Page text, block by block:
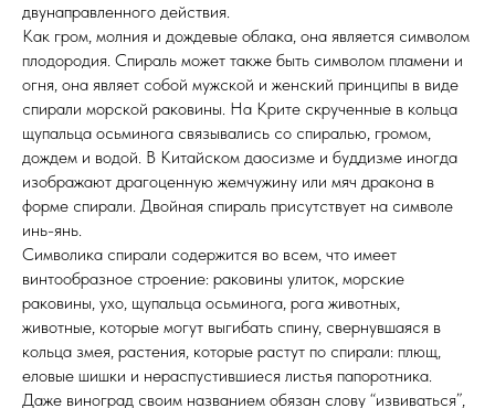
двунаправленного действия.
Как гром, молния и дождевые облака, она является символом
плодородия. Спираль может также быть символом пламени и
огня, она являет собой мужской и женский принципы в виде
спирали морской раковины. На Крите скрученные в кольца
щупальца осьминога связывались со спиралью, громом,
дождем и водой. В Китайском даосизме и буддизме иногда
изображают драгоценную жемчужину или мяч дракона в
форме спирали. Двойная спираль присутствует на символе
инь-янь.
Символика спирали содержится во всем, что имеет
винтообразное строение: раковины улиток, морские
раковины, ухо, щупальца осьминога, рога животных,
животные, которые могут выгибать спину, свернувшаяся в
кольца змея, растения, которые растут по спирали: плющ,
еловые шишки и нераспустившиеся листья папоротника.
Даже виноград своим названием обязан слову “извиваться”,